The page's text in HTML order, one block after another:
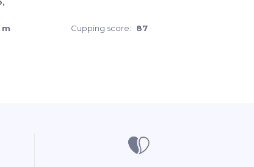
m
Cupping score: 87